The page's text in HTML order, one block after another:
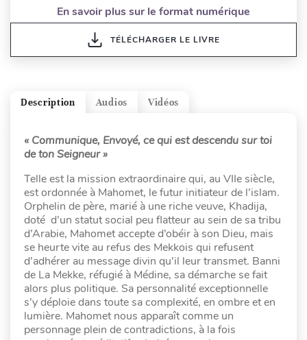
En savoir plus sur le format numérique
TÉLÉCHARGER LE LIVRE
Vidéos
Audios
Description
« Communique, Envoyé, ce qui est descendu sur toi
de ton Seigneur »
Telle est la mission extraordinaire qui, au VIIe siècle,
est ordonnée à Mahomet, le futur initiateur de l’islam.
Orphelin de père, marié à une riche veuve, Khadija,
doté d’un statut social peu flatteur au sein de sa tribu
d’Arabie, Mahomet accepte d’obéir à son Dieu, mais
se heurte vite au refus des Mekkois qui refusent
d’adhérer au message divin qu’il leur transmet. Banni
de La Mekke, réfugié à Médine, sa démarche se fait
alors plus politique. Sa personnalité exceptionnelle
s’y déploie dans toute sa complexité, en ombre et en
lumière. Mahomet nous apparaît comme un
personnage plein de contradictions, à la fois